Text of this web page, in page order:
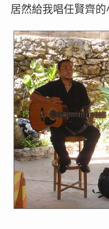
居然給我唱任賢齊